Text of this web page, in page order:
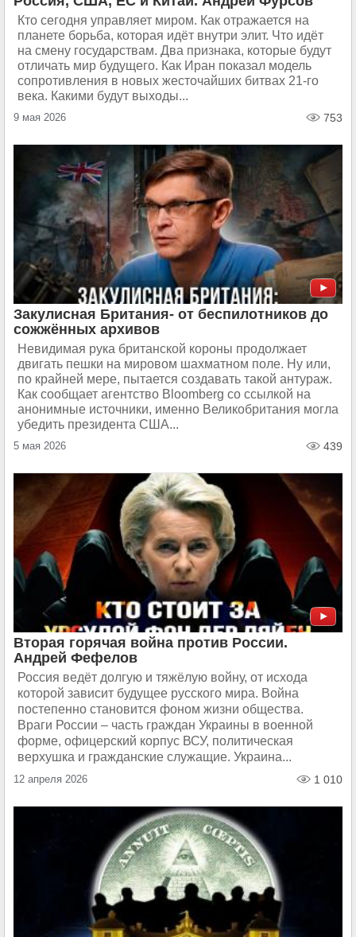
Кто сегодня управляет миром. Как отражается на
планете борьба, которая идёт внутри элит. Что идёт
на смену государствам. Два признака, которые будут
отличать мир будущего. Как Иран показал модель
сопротивления в новых жесточайших битвах 21-го
века. Какими будут выходы...
9 мая 2026 753
Закулисная Британия- от беспилотников до
сожжённых архивов
Невидимая рука британской короны продолжает
двигать пешки на мировом шахматном поле. Ну или,
по крайней мере, пытается создавать такой антураж.
Как сообщает агентство Bloomberg со ссылкой на
анонимные источники, именно Великобритания могла
убедить президента США...
5 мая 2026 439
Вторая горячая война против России.
Андрей Фефелов
Россия ведёт долгую и тяжёлую войну, от исхода
которой зависит будущее русского мира. Война
постепенно становится фоном жизни общества.
Враги России – часть граждан Украины в военной
форме, офицерский корпус ВСУ, политическая
верхушка и гражданские служащие. Украина...
12 апреля 2026 1 010